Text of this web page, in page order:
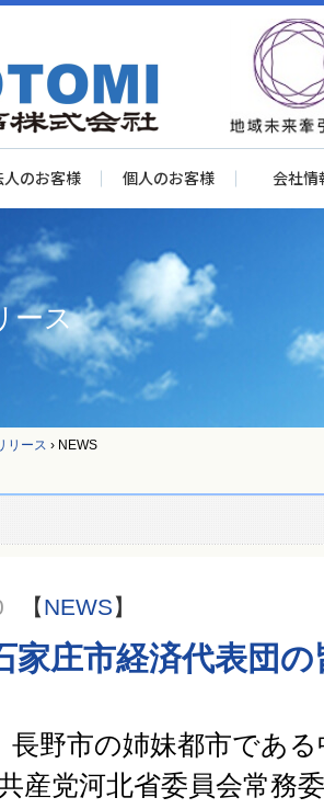
人のお客様 個人のお客様 会社情
ース
リース › NEWS
【NEWS】
家庄市経済代表団
長野市の姉妹都市であ
産党河北省委員会常務